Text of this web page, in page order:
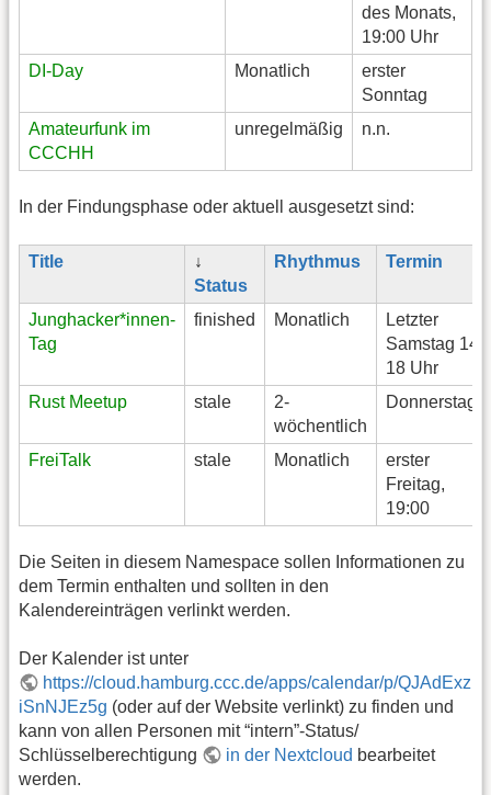
des Monats,
19:00 Uhr
DI-Day
Monatlich
erster
Sonntag
Amateurfunk im
CCCHH
unregelmäßig n.n.
In der Findungsphase oder aktuell ausgesetzt sind:
Title
↓
Status
Rhythmus Termin
Junghacker*innen-
Tag
finished Monatlich
Letzter
Samstag 14-
18 Uhr
Rust Meetup
stale
2-
wöchentlich
Donnerstags
FreiTalk stale Monatlich
erster
Freitag,
19:00
Die Seiten in diesem Namespace sollen Informationen zu
dem Termin enthalten und sollten in den
Kalendereinträgen verlinkt werden.
Der Kalender ist unter
https://cloud.hamburg.ccc.de/apps/calendar/p/QJAdExz
iSnNJEz5g (oder auf der Website verlinkt) zu finden und
kann von allen Personen mit “intern”-Status/
Schlüsselberechtigung
in der Nextcloud bearbeitet
werden.